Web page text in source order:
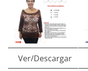
Ver/Descargar